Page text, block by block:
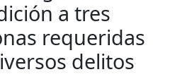
a tres
requeridas
delitos